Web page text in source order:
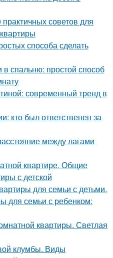
советов для
способа сделать
спальню: простой способ
современный тренд в
кто был ответственен за
между лагами
квартире. Общие
с детской
для семьи с детьми.
для семьи с ребенком:
квартиры. Светлая
клумбы. Виды